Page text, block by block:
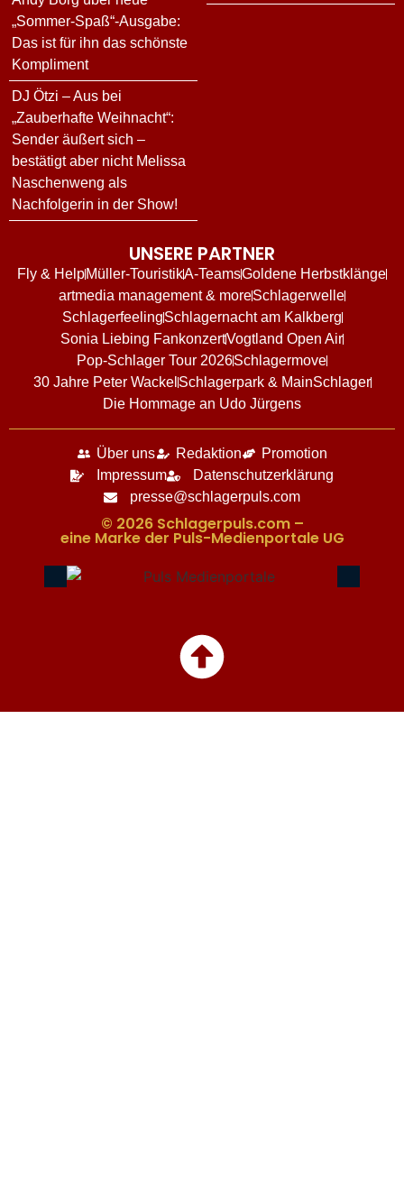
„Sommer-Spaß“-Ausgabe:
Das ist für ihn das schönste
Kompliment
DJ Ötzi – Aus bei
„Zauberhafte Weihnacht“:
Sender äußert sich –
bestätigt aber nicht Melissa
Naschenweng als
Nachfolgerin in der Show!
UNSERE PARTNER
Fly & HelpMüller-TouristikA-TeamsGoldene Herbstklänge
artmedia management & moreSchlagerwelle
SchlagerfeelingSchlagernacht am Kalkberg
Sonia Liebing FankonzertVogtland Open Air
Pop-Schlager Tour 2026Schlagermove
30 Jahre Peter Wackel Schlagerpark & MainSchlager
Die Hommage an Udo Jürgens
Über uns Redaktion
Promotion
Impressum
Datenschutzerklärung
presse@schlagerpuls.com
© 2026 Schlagerpuls.com –
eine Marke der Puls-Medienportale UG​